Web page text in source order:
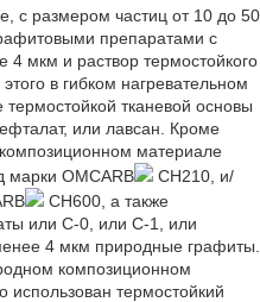
с размером частиц от 10 до 50
препаратами с
мкм и раствор термостойкого
в гибком нагревательном
термостойкой тканевой основы
или лавсан. Кроме
материале
марки OMCARB
CH210, и/
CH600, а также
или C-0, или C-1, или
4 мкм природные графиты.
композиционном
использован термостойкий